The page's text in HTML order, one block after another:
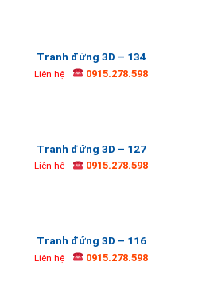
Tranh đứng 3D – 134
Liên hệ 0915.278.598
Tranh đứng 3D – 127
Liên hệ 0915.278.598
Tranh đứng 3D – 116
Liên hệ 0915.278.598